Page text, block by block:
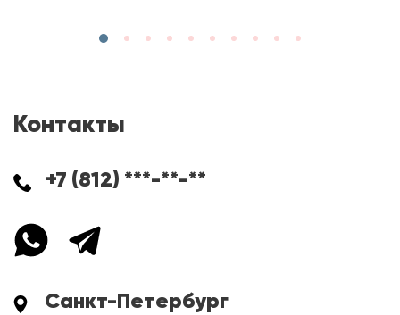
Контакты
+7 (812) ***-**-**
Санкт-Петербург